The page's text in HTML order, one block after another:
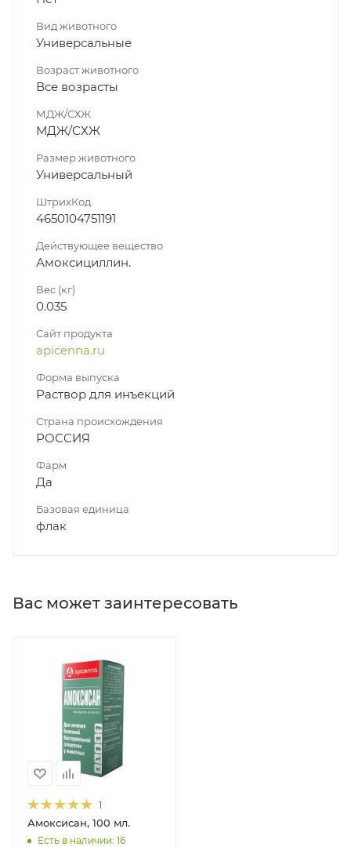
Вид животного
Универсальные
Возраст животного
Все возрасты
МДЖ/СХЖ
МДЖ/СХЖ
Размер животного
Универсальный
ШтрихКод
4650104751191
Действующее вещество
Амоксициллин.
Вес (кг)
0.035
Сайт продукта
apicenna.ru
Форма выпуска
Раствор для инъекций
Страна происхождения
РОССИЯ
Фарм
Да
Базовая единица
флак
Вас может заинтересовать
1
Амоксисан, 100 мл.
Есть в наличии: 16